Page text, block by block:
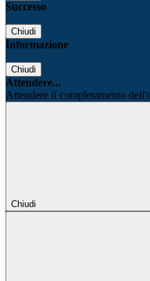
Successo
Chiudi
Informazione
Chiudi
Attendere...
Attendere il completamento
Chiudi